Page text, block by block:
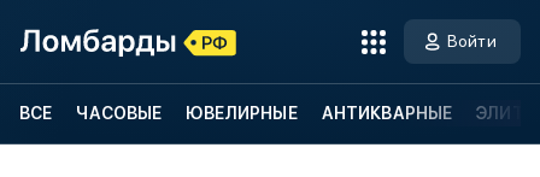
Войти
ВСЕ ЧАСОВЫЕ ЮВЕЛИРНЫЕ АНТИКВАРНЫЕ